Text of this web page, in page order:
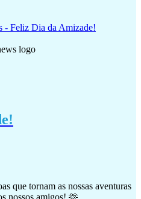
que tornam as nossas aventuras